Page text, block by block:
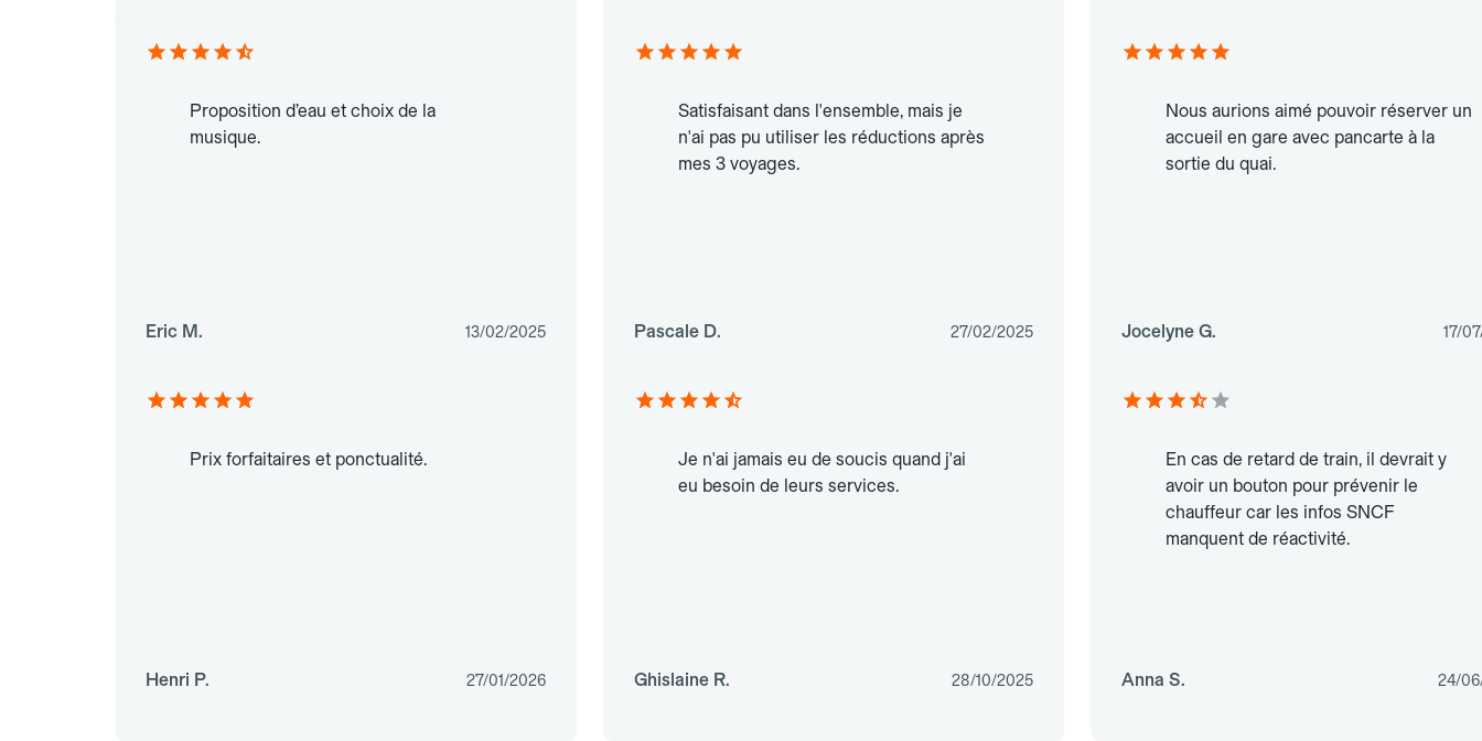
Proposition d’eau et choix de la
musique.
Eric M. 13/02/2025
Satisfaisant dans l'ensemble, mais je
n'ai pas pu utiliser les réductions après
mes 3 voyages.
Pascale D. 27/02/2025
Nous aurions aimé pouvoir réserver un
accueil en gare avec pancarte à la
sortie du quai.
Jocelyne G. 17/
Prix forfaitaires et ponctualité.
Henri P. 27/01/2026
Je n'ai jamais eu de soucis quand j'ai
eu besoin de leurs services.
Ghislaine R. 28/10/2025
En cas de retard de train, il devrait y
avoir un bouton pour prévenir le
chauffeur car les infos SNCF
manquent de réactivité.
Anna S. 24/